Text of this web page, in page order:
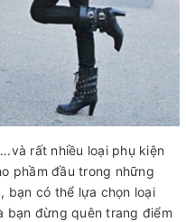
rất nhiều loại phụ kiện
phầm đầu trong những
bạn có thể lựa chọn loại
bạn đừng quên trang điểm